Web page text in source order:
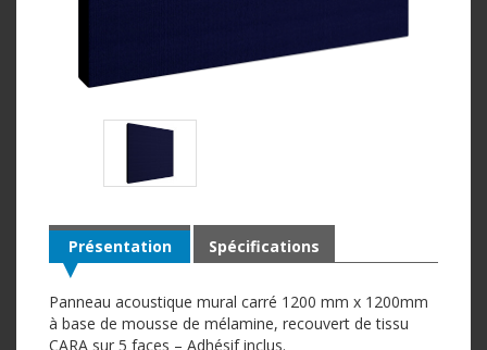
Présentation
Panneau acoustique mural carré 1200 mm x 1200mm
à base de mousse de mélamine, recouvert de tissu
CARA sur 5 faces – Adhésif inclus.
Spécifications